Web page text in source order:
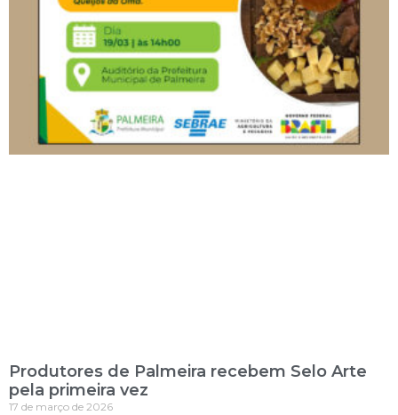
Produtores de Palmeira recebem Selo Arte
pela primeira vez
17 de março de 2026